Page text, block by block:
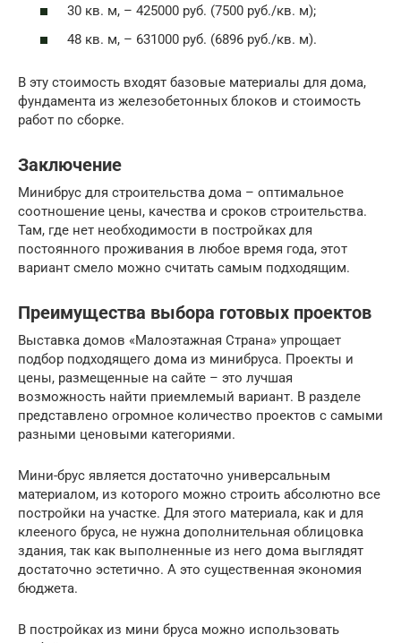
30 кв. м, – 425000 руб. (7500 руб./кв. м);
48 кв. м, – 631000 руб. (6896 руб./кв. м).
В эту стоимость входят базовые материалы для дома,
фундамента из железобетонных блоков и стоимость
работ по сборке.
Заключение
Минибрус для строительства дома – оптимальное
соотношение цены, качества и сроков строительства.
Там, где нет необходимости в постройках для
постоянного проживания в любое время года, этот
вариант смело можно считать самым подходящим.
Преимущества выбора готовых проектов
Выставка домов «Малоэтажная Страна» упрощает
подбор подходящего дома из минибруса. Проекты и
цены, размещенные на сайте – это лучшая
возможность найти приемлемый вариант. В разделе
представлено огромное количество проектов с самыми
разными ценовыми категориями.
Мини-брус является достаточно универсальным
материалом, из которого можно строить абсолютно все
постройки на участке. Для этого материала, как и для
клееного бруса, не нужна дополнительная облицовка
здания, так как выполненные из него дома выглядят
достаточно эстетично. А это существенная экономия
бюджета.
В постройках из мини бруса можно использовать